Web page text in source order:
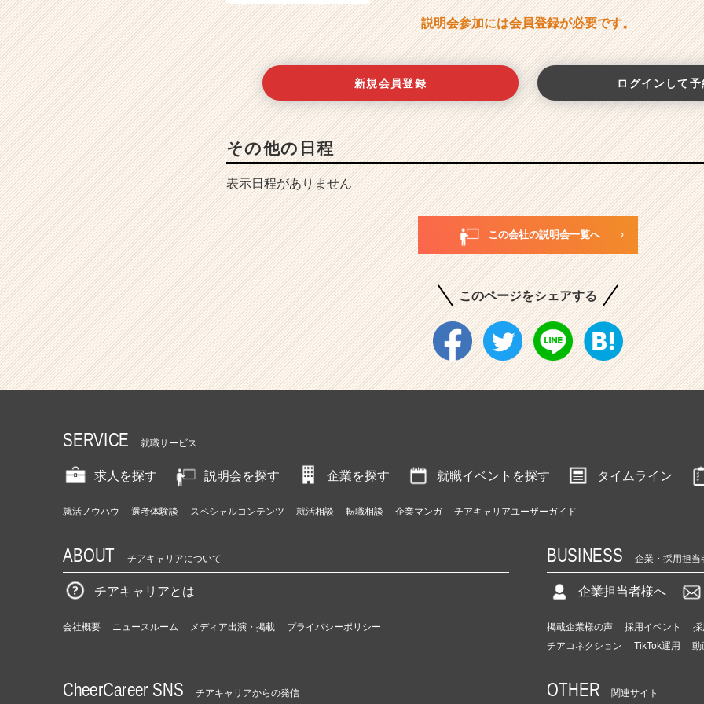
説明会参加には会員登録が必要です。
新規会員登録 ログインして
その他の日程
表示日程がありません
この会社の説明会一覧へ
このページをシェアする
SERVICE 就職サービス
求人を探す 説明会を探す 企業を探す 就職イベントを探す タイムライン
就活ノウハウ 選考体験談 スペシャルコンテンツ 就活相談 転職相談 企業マンガ チアキャリアユーザーガイド
ABOUT チアキャリアについて
チアキャリアとは
会社概要 ニュースルーム メディア出演・掲載 プライバシーポリシー
BUSINESS 企業・採用担当
企業担当者様へ
掲載企業様の声 採用イベント
チアコネクション
TikTok運用 動
CheerCareer SNS チアキャリアからの発信 OTHER 関連サイト